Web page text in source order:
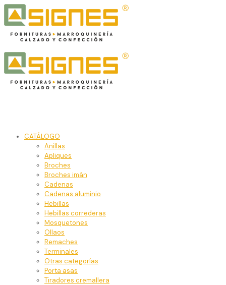
CATÁLOGO
Anillas
Apliques
Broches
Broches imán
Cadenas
Cadenas aluminio
Hebillas
Hebillas correderas
Mosquetones
Ollaos
Remaches
Terminales
Otras categorías
Porta asas
Tiradores cremallera